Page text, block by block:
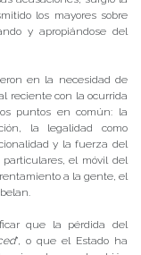
los mayores sobre
y apropiándose del
en la necesidad de
reciente con la ocurrida
puntos en común: la
la legalidad como
y la fuerza del
el móvil del
a la gente, el
que la pérdida del
”, o que el Estado ha